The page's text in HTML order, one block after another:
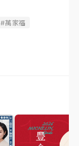
#萬家福